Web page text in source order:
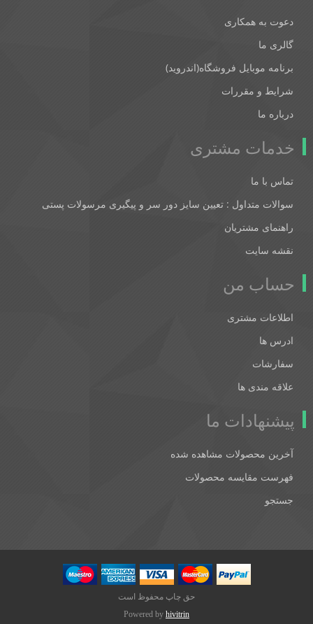
دعوت به همکاری
گالری ما
برنامه موبایل فروشگاه(اندروید)
شرایط و مقررات
درباره ما
خدمات مشتری
تماس با ما
سوالات متداول : تعیین سایز دور سر و پیگیری مرسولات پستی
راهنمای مشتریان
نقشه سایت
حساب من
اطلاعات مشتری
ادرس ها
سفارشات
علاقه مندی ها
پیشنهادات ما
آخرین محصولات مشاهده شده
فهرست مقایسه محصولات
جستجو
حق چاپ محفوظ است
Powered by hivitrin